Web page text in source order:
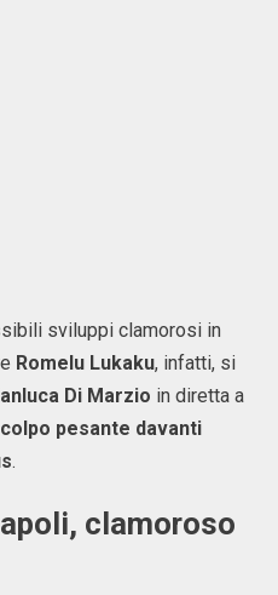
sviluppi clamorosi in
Romelu Lukaku, infatti, si
Di Marzio in diretta a
pesante davanti
.
clamoroso